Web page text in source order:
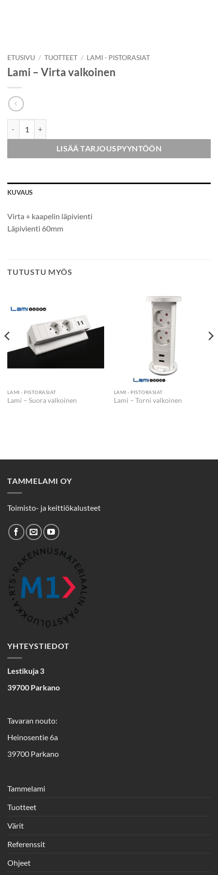
ETUSIVU / TUOTTEET / LAMI - PISTORASIAT
Lami – Virta valkoinen
LISÄÄ TARJOUSPYYNTÖÖN
KUVAUS
Virta + kaapelin läpivienti
Läpivienti 60mm
TUTUSTU MYÖS
LAMI - PISTORASIAT
Lami – Suora valkoinen
LAMI - PISTORASIAT
Lami – Torni valkoinen
TAMMELAMI OY
Toimisto- ja keittiökalusteet
YHTEYSTIEDOT
Lestikuja 3
39700 Parkano
Tavaran nouto:
Heinosentie 6a
39700 Parkano
Tammelami
Tuotteet
Värit
Referenssit
Ohjeet